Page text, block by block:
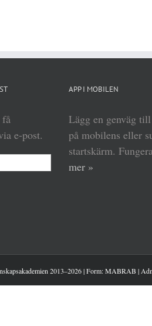
e-post.
APP I MOBILEN
Lägg en genväg
på mobilens eller
startskärm.
mer »
2013–2026 | Form:MABRAB |